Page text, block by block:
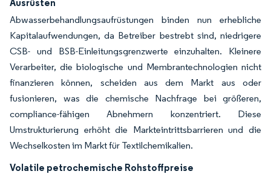
Ausrüsten
Abwasserbehandlungsaufrüstungen binden nun erhebliche
Kapitalaufwendungen, da Betreiber bestrebt sind, niedrigere
CSB- und BSB-Einleitungsgrenzwerte einzuhalten. Kleinere
Verarbeiter, die biologische und Membrantechnologien nicht
finanzieren können, scheiden aus dem Markt aus oder
fusionieren, was die chemische Nachfrage bei größeren,
compliance-fähigen Abnehmern konzentriert. Diese
Umstrukturierung erhöht die Markteintrittsbarrieren und die
Wechselkosten im Markt für Textilchemikalien.
Volatile petrochemische Rohstoffpreise